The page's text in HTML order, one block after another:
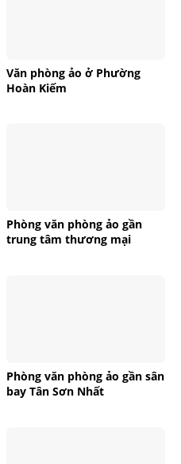
Văn phòng ảo ở Phường
Hoàn Kiếm
Phòng văn phòng ảo gần
trung tâm thương mại
Phòng văn phòng ảo gần sân
bay Tân Sơn Nhất